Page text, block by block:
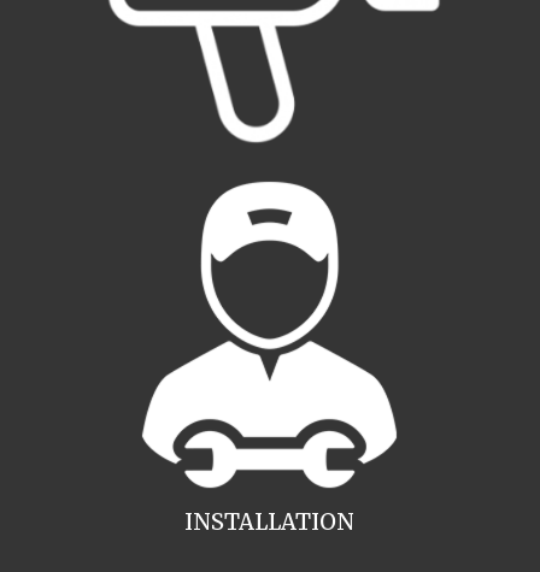
INSTALLATION